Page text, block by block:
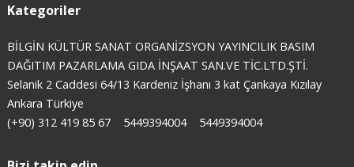
Kategoriler
BİLGİN KÜLTÜR SANAT ORGANİZSYON YAYINCILIK BASIM
DAĞITIM PAZARLAMA GIDA İNŞAAT SAN.VE TİC.LTD.ŞTİ.
Selanik 2 Caddesi 64/13 Kardeniz İşhanı 3 kat Çankaya Kızılay
Ankara Türkiye
(+90) 312 419 85 67
5449394004 5449394004